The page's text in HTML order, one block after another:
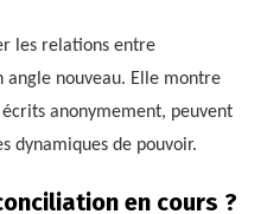
les relations entre
angle nouveau. Elle montre
anonymement, peuvent
dynamiques de pouvoir.
en cours ?